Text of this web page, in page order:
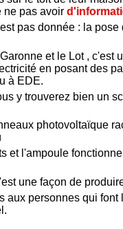
ne pas avoir
pas donnée : la
et le Lot ,
en posant des
à EDE.
y trouverez bien un
photovoltaïque
et l'ampoule
une façon de
aux personnes qui